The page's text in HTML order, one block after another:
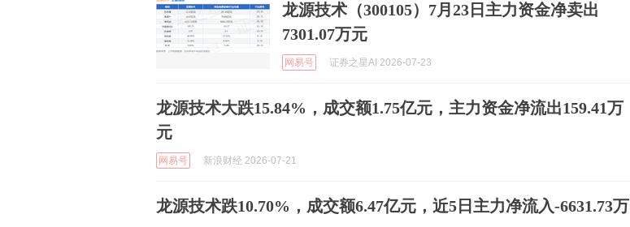
龙源技术（300105）7月23日主力资金净卖出
7301.07万元
网易号 证券之星AI 2026-07-23
龙源技术大跌15.84%，成交额1.75亿元，主力资金净流出159.41万
元
网易号 新浪财经 2026-07-21
龙源技术跌10.70%，成交额6.47亿元，近5日主力净流入-6631.73万